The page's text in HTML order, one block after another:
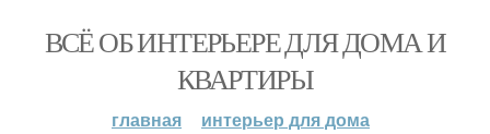
ВСЁ ОБ ИНТЕРЬЕРЕ ДЛЯ ДОМА И
КВАРТИРЫ
главная
интерьер для дома